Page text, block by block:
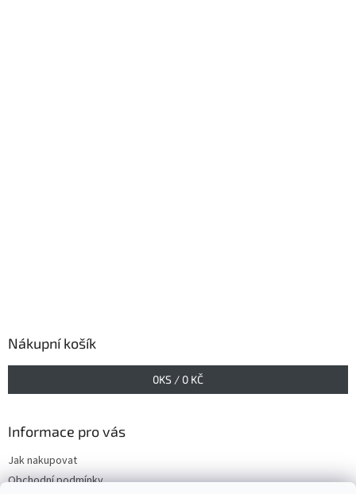
Nákupní košík
0KS / 0 KČ
Informace pro vás
Jak nakupovat
Obchodní podmínky